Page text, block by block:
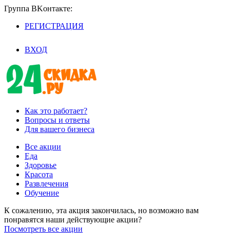
Группа BKoнтaктe:
РЕГИСТРАЦИЯ
ВХОД
Как это работает?
Вопросы и ответы
Для вашего бизнеса
Все акции
Еда
Здоровье
Красота
Развлечения
Обучение
К сожалению, эта акция закончилась, но возможно вам
понравятся наши действующие акции?
Посмотреть все акции